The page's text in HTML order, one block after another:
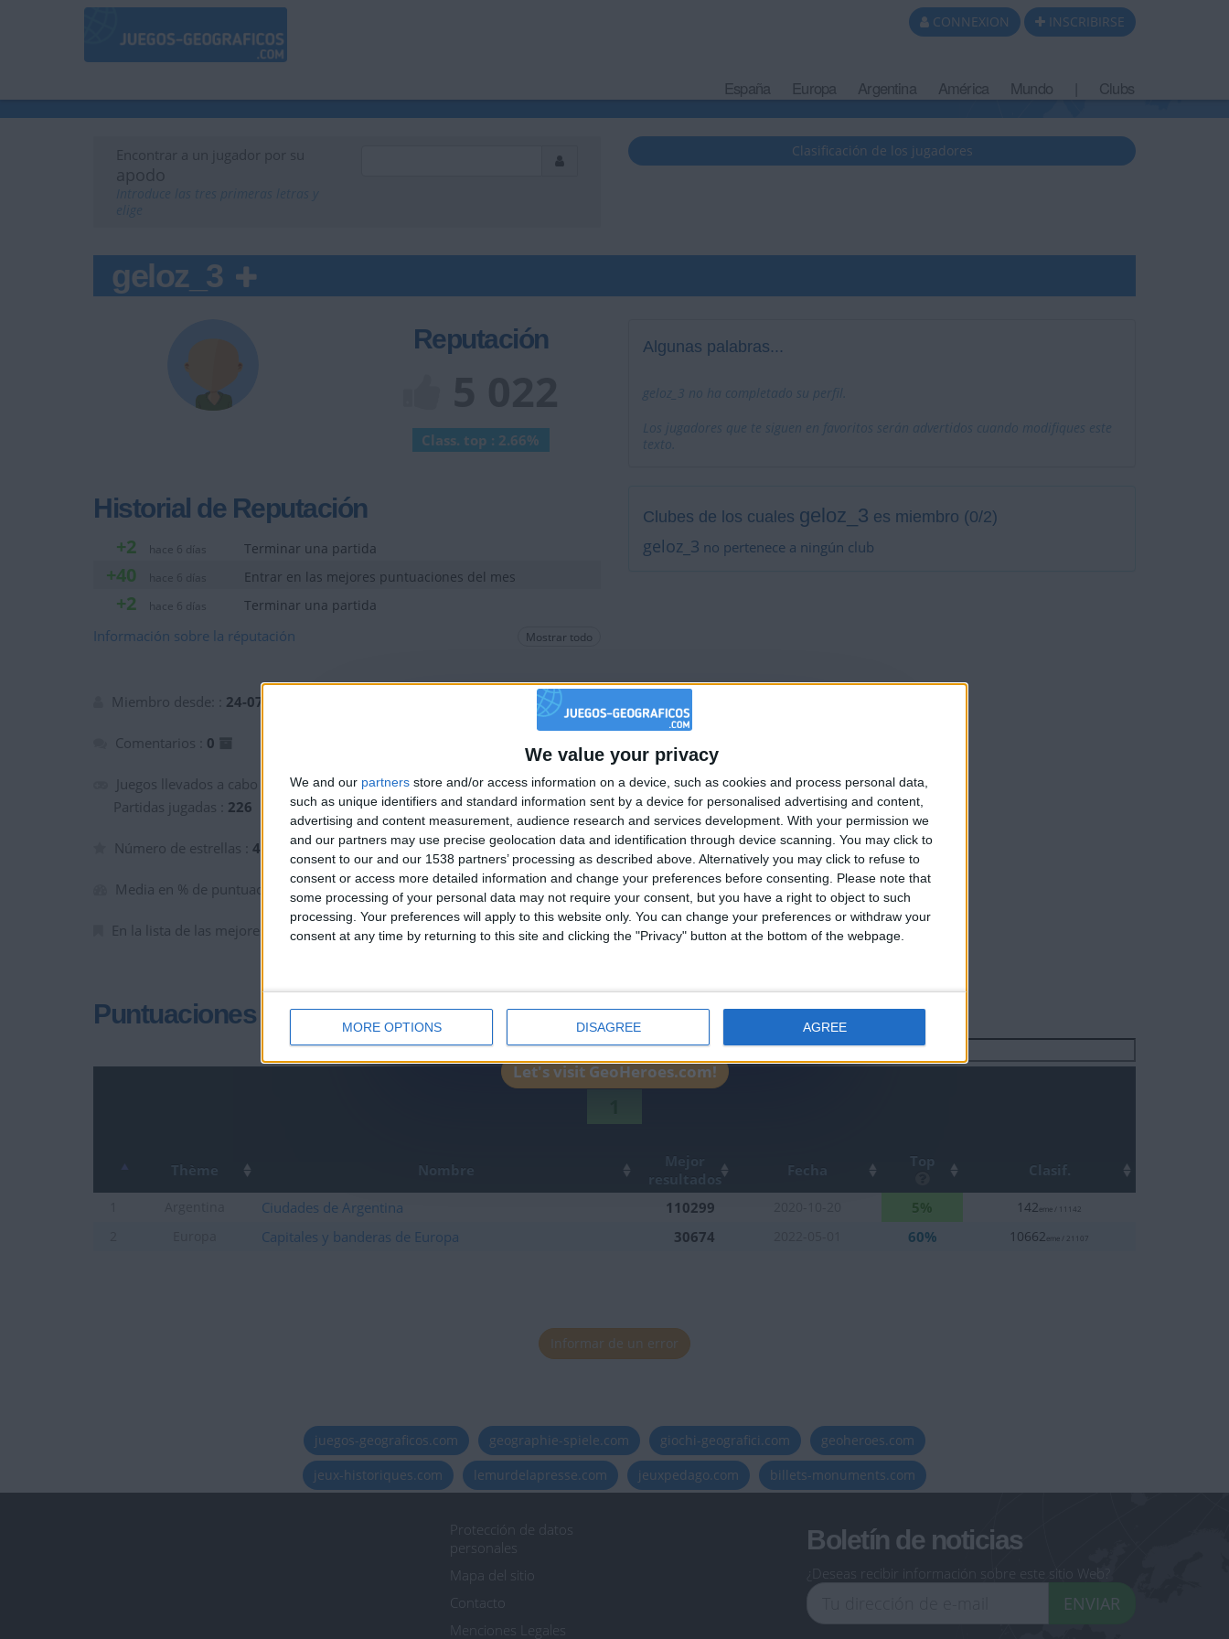
We value your privacy
We and our partners store and/or access information on a device, such as cookies and process personal data,
such as unique identifiers and standard information sent by a device for personalised advertising and content,
advertising and content measurement, audience research and services development. With your permission we
and our partners may use precise geolocation data and identification through device scanning. You may click to
consent to our and our 1538 partners’ processing as described above. Alternatively you may click to refuse to
consent or access more detailed information and change your preferences before consenting.
Please note that
some processing of your personal data may not require your consent, but you have a right to object to such
processing. Your preferences will apply to this website only. You can change your preferences or withdraw your
consent at any time by returning to this site and clicking the "Privacy" button at the bottom of the webpage.
MORE OPTIONS DISAGREE AGREE
CONNEXION INSCRIBIRSE
España Europa Argentina América Mundo Clubs
Encontrar a un jugador por su
apodo
Clasificación de los jugadores
geloz_3
Reputación
Class. top : 2.66%
Historial de Reputación
+2 hace 6 días Terminar una partida
+40 Entrar en las mejores puntuaciones del mes
+2 hace 6 días Terminar una partida
Información sobre la réputación Mostrar todo
Algunas palabras...
geloz_3 no ha completado su perfil.
Los jugadores que te siguen en favoritos serán advertidos cuando modifiques este
texto.
Clubes de los cuales geloz_3 es miembro (0/2)
geloz_3 no pertenece a ningún club
Miembro desde: : 24-07-2017
Comentarios : 0
Juegos llevados a cabo :
Partidas jugadas : 226
Número de estrellas : 4
Media en % de puntuación max. : 78.32%
En la lista de las mejores partidas :1
Puntuaciones
Buscar:
Thème Nombre
Mejor
resultados
Fecha Top Clasif.
Ciudades de Argentina 110299 5% 142eme / 11142
Capitales y banderas de Europa 30674 60% 10662eme / 21107
Informar de un error
juegos-geograficos.com geographie-spiele.com giochi-geografici.com
geoheroes.com
jeux-historiques.com
lemurdelapresse.com jeuxpedago.com billets-monuments.com
Protección de datos
personales
Mapa del sitio
Contacto
Menciones Legales
Boletín de noticias
¿Deseas recibir información sobre este sitio Web?
ENVIAR
🇺🇸 We noticed you’re visiting from
an English-speaking country
Join our American version now and be among
the firsts to submit your score on our
leaderboards!
Let's visit GeoHeroes.com!